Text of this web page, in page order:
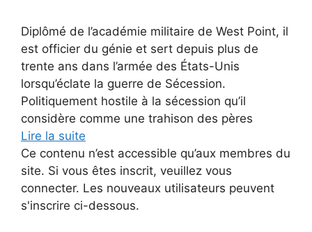
Diplômé de l’académie militaire de West Point, il
est officier du génie et sert depuis plus de
trente ans dans l’armée des États-Unis
lorsqu’éclate la guerre de Sécession.
Politiquement hostile à la sécession qu’il
considère comme une trahison des pères
Lire la suite
Ce contenu n’est accessible qu’aux membres du
site. Si vous êtes inscrit, veuillez vous
connecter. Les nouveaux utilisateurs peuvent
s'inscrire ci-dessous.